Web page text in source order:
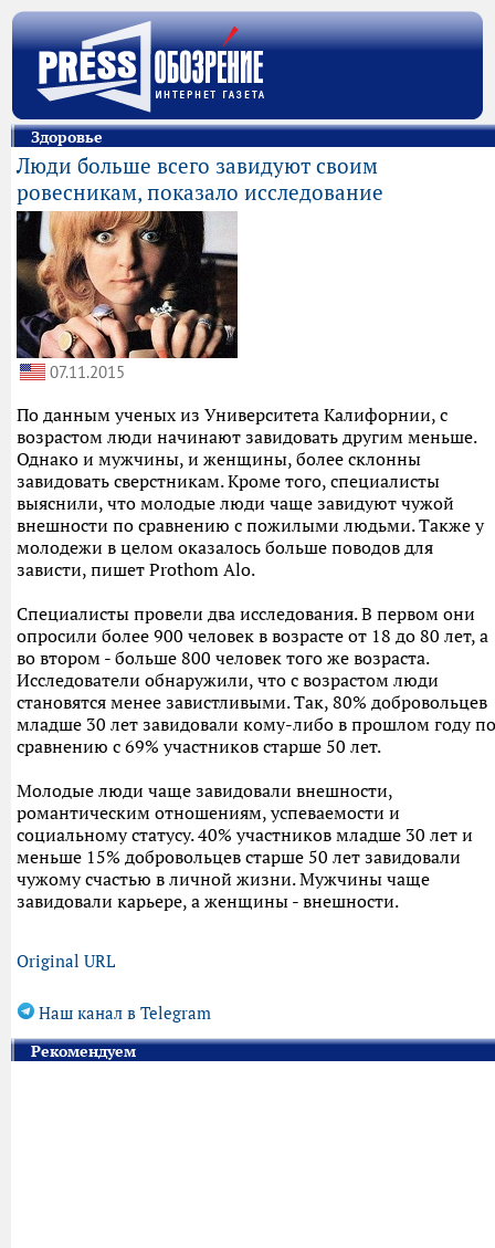
Здоровье
Люди больше всего завидуют своим
ровесникам, показало исследование
07.11.2015
По данным ученых из Университета Калифорнии, с
возрастом люди начинают завидовать другим меньше.
Однако и мужчины, и женщины, более склонны
завидовать сверстникам. Кроме того, специалисты
выяснили, что молодые люди чаще завидуют чужой
внешности по сравнению с пожилыми людьми. Также у
молодежи в целом оказалось больше поводов для
зависти, пишет Prothom Alo.
Специалисты провели два исследования. В первом они
опросили более 900 человек в возрасте от 18 до 80 лет, а
во втором - больше 800 человек того же возраста.
Исследователи обнаружили, что с возрастом люди
становятся менее завистливыми. Так, 80% добровольцев
младше 30 лет завидовали кому-либо в прошлом году по
сравнению с 69% участников старше 50 лет.
Молодые люди чаще завидовали внешности,
романтическим отношениям, успеваемости и
социальному статусу. 40% участников младше 30 лет и
меньше 15% добровольцев старше 50 лет завидовали
чужому счастью в личной жизни. Мужчины чаще
завидовали карьере, а женщины - внешности.
Original URL
Наш канал в Telegram
Рекомендуем